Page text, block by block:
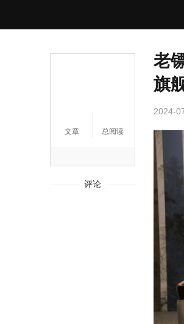
文章 总阅读
评论
老
旗
2024-